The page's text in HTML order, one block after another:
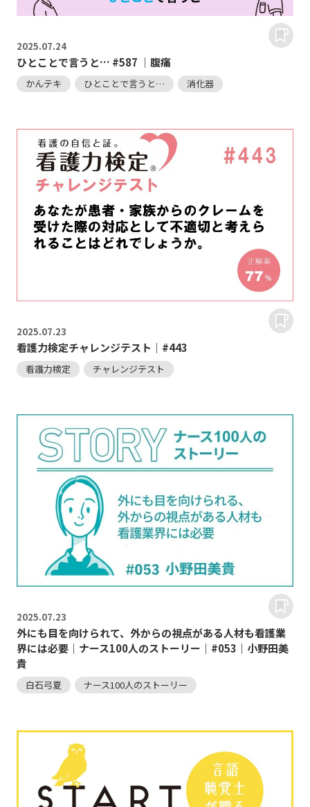
2025.07.24
ひとことで言うと… #587 ｜腹痛
かんテキ ひとことで言うと… 消化器
2025.07.23
看護力検定チャレンジテスト｜#443
看護力検定 チャレンジテスト
2025.07.23
外にも目を向けられて、外からの視点がある人材も看護業
界には必要｜ナース100人のストーリー｜#053｜小野田美
貴
白石弓夏 ナース100人のストーリー